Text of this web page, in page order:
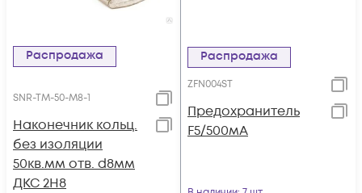
Распродажа
SNR-TM-50-M8-1
Наконечник кольц.
без изоляции
50кв.мм отв. d8мм
ДКС 2H8
Распродажа
ZFN004ST
Предохранитель
F5/500мА